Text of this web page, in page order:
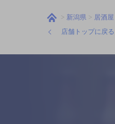
新潟県 居酒屋
店舗トップに戻る